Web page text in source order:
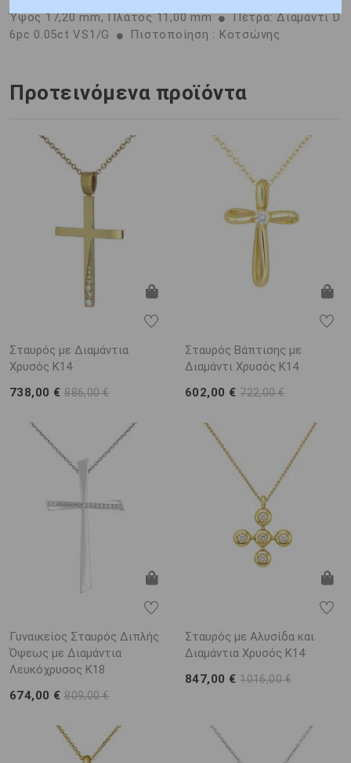
Ύψος 17,20 mm, Πλάτος 11,00 mm
Πέτρα: Διαμάντι D
6pc 0.05ct VS1/G
Πιστοποίηση : Κοτσώνης
Προτεινόμενα προϊόντα
Σταυρός με Διαμάντια
Χρυσός K14
738,00 €886,00 €
Σταυρός Βάπτισης με
Διαμάντι Χρυσός K14
602,00 €722,00 €
Γυναικείος Σταυρός Διπλής
Όψεως με Διαμάντια
Λευκόχρυσος K18
674,00 €809,00 €
Σταυρός με Αλυσίδα και
Διαμάντια Χρυσός K14
847,00 €1016,00 €